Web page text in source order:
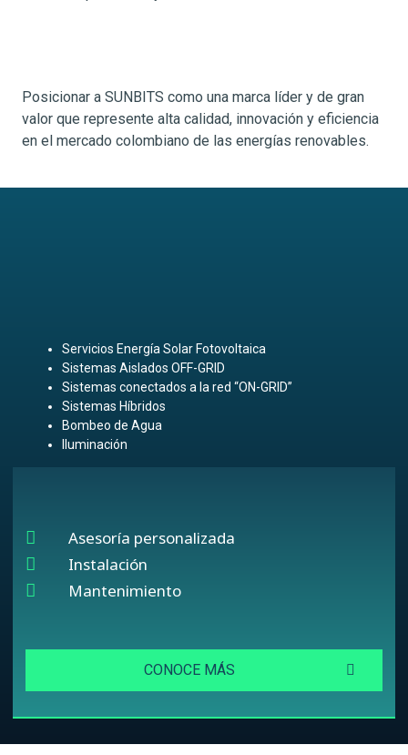
Posicionar a SUNBITS como una marca líder y de gran
valor que represente alta calidad, innovación y eficiencia
en el mercado colombiano de las energías renovables.
Servicios Energía Solar Fotovoltaica
Sistemas Aislados OFF-GRID
Sistemas conectados a la red “ON-GRID”
Sistemas Híbridos
Bombeo de Agua
Iluminación
Asesoría personalizada
Instalación
Mantenimiento
CONOCE MÁS